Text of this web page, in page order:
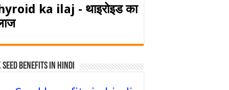
ka ilaj - थाइरोइड का
Seed Benefits in hindi